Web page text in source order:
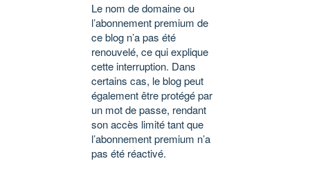
Le nom de domaine ou
l’abonnement premium de
ce blog n’a pas été
renouvelé, ce qui explique
cette interruption. Dans
certains cas, le blog peut
également être protégé par
un mot de passe, rendant
son accès limité tant que
l’abonnement premium n’a
pas été réactivé.